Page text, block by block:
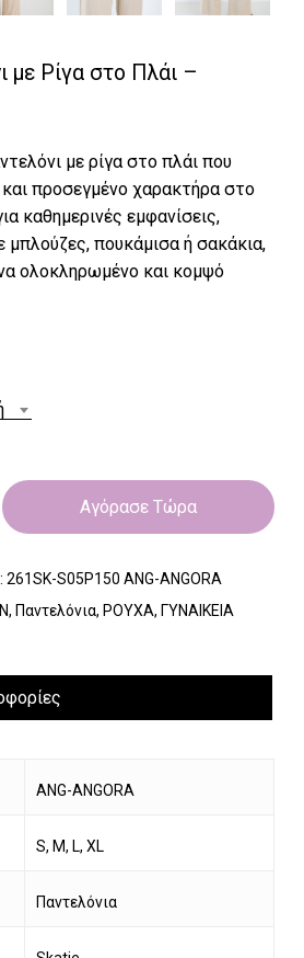
με Ρίγα στο Πλάι –
με ρίγα στο πλάι που
και προσεγμένο χαρακτήρα στο
καθημερινές εμφανίσεις,
μπλούζες, πουκάμισα ή σακάκια,
ολοκληρωμένο και κομψό
Αγόρασε Τώρα
261SK-S05P150 ANG-ANGORA
, Παντελόνια, ΡΟΥΧΑ, ΓΥΝΑΙΚΕΙΑ
ANG-ANGORA
S, M, L, XL
Παντελόνια